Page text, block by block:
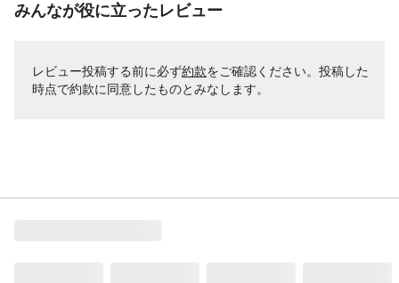
みんなが役に立ったレビュー
レビュー投稿する前に必ず約款をご確認ください。投稿した
時点で約款に同意したものとみなします。